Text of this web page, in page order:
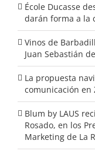
École Ducasse
darán forma a la
Vinos de
Juan Sebastián
La propuesta
comunicación en
Blum by LAUS
Rosado, en los
Marketing de La